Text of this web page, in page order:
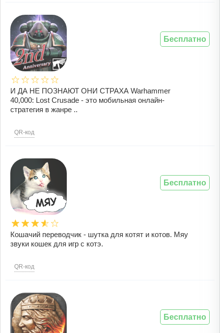
И ДА НЕ ПОЗНАЮТ ОНИ СТРАХА Warhammer
40,000: Lost Crusade - это мобильная онлайн-
стратегия в жанре ..
QR-код
Бесплатно
Кошачий переводчик - шутка для котят и котов. Мяу
звуки кошек для игр с котэ.
QR-код
Бесплатно
Бесплатно